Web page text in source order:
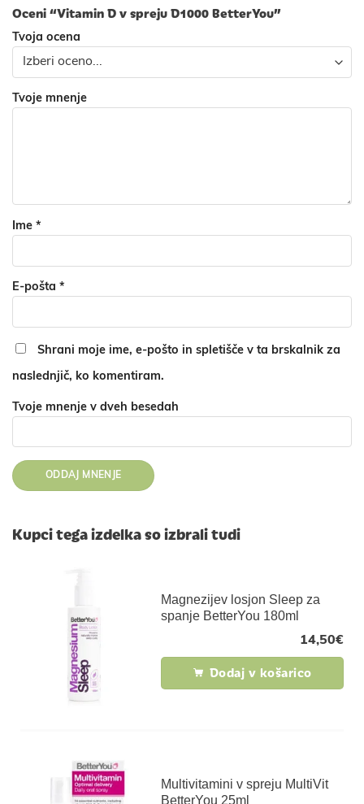
Oceni “Vitamin D v spreju D1000 BetterYou”
Tvoja ocena
Tvoje mnenje
Ime *
E-pošta *
Shrani moje ime, e-pošto in spletišče v ta brskalnik za
naslednjič, ko komentiram.
Tvoje mnenje v dveh besedah
Kupci tega izdelka so izbrali tudi
Magnezijev losjon Sleep za
spanje BetterYou 180ml
14,50€
Dodaj v košarico
Multivitamini v spreju MultiVit
BetterYou 25ml